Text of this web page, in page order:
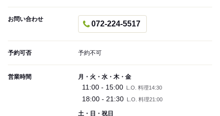
お問い合わせ
072-224-5517
予約可否 予約不可
営業時間 月・火・水・木・金
11:00 - 15:00 L.O. 料理14:30
18:00 - 21:30 L.O. 料理21:00
土・日・祝日